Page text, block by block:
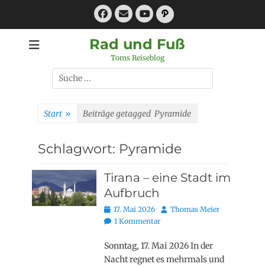
Facebook
E-
MailYouTube
Pfad
Rad und Fuß
Toms Reiseblog
Suchen
nach:
Start » Beiträge getagged Pyramide
Schlagwort: Pyramide
Tirana – eine Stadt im
Aufbruch
Posted
on
17. Mai 2026 AutorThomas Meier
1 Kommentar
Sonntag, 17. Mai 2026 In der
Nacht regnet es mehrmals und